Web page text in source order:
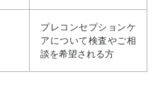
プレコンセプションケ
アについて検査やご相
談を希望される方